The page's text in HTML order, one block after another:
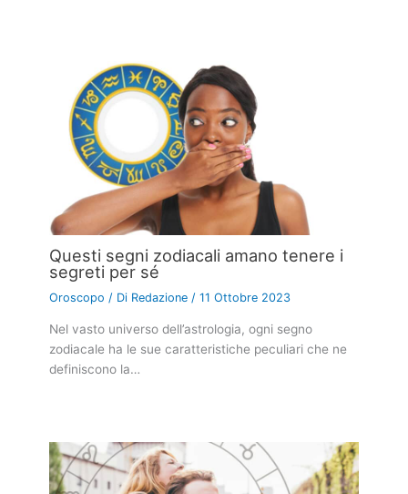
Questi segni zodiacali amano tenere i
segreti per sé
Oroscopo / Di Redazione /11 Ottobre 2023
Nel vasto universo dell’astrologia, ogni segno
zodiacale ha le sue caratteristiche peculiari che ne
definiscono la…